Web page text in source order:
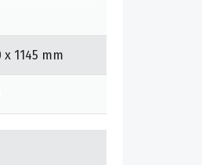
x 1145 mm